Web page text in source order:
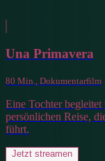
Una Primavera
80 Min., Dokumentarfilm
Eine Tochter
persönlichen Reise,
führt.
Jetzt streamen